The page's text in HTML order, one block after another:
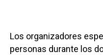
Los organizadores
personas durante los